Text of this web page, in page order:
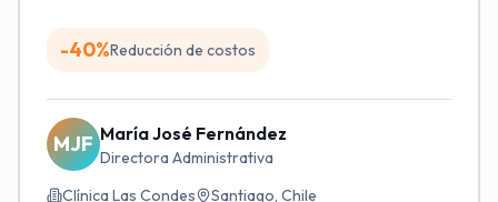
-40%Reducción de costos
MJF María José Fernández
Directora Administrativa
Clínica Las Condes
Santiago, Chile